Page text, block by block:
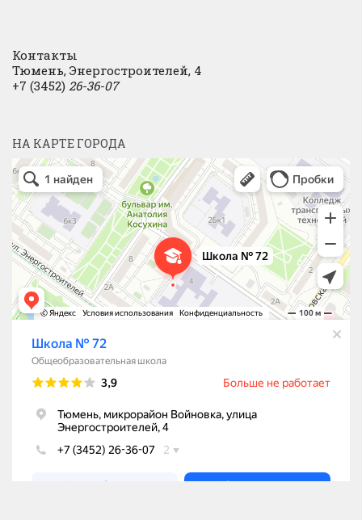
Контакты
Тюмень, Энергостроителей, 4
+7 (3452) 26-36-07
НА КАРТЕ ГОРОДА